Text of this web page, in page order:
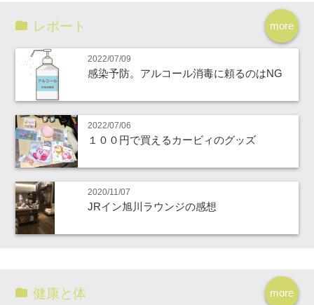
more
レポート
2022/07/09
感染予防。アルコール消毒に頼るのはNG
2022/07/06
１００円で買えるカービィのグッズ
2020/11/07
JRイン旭川ラウンジの感想
more
健康と体